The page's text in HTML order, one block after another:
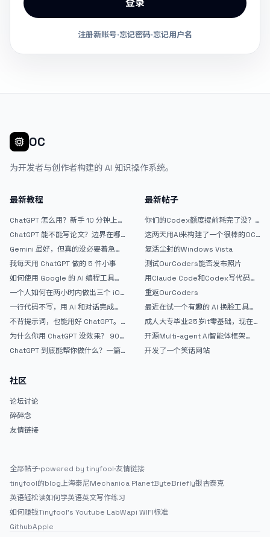
登录
注册新账号·忘记密码·忘记用户名
OC
为开发者与创作者构建的 AI 知识操作系统。
最新教程
ChatGPT 怎么用？新手 10 分钟上手
ChatGPT 能不能写论文？边界在哪
Gemini 虽好，但真的没必要着急放
弃 ChatGPT
我每天用 ChatGPT 做的 5 件小事
如何使用 Google 的 AI 编程工具
AntiGravity：独立开发者的新时代
武器
一个人如何在两小时内做出三个 iOS
APP？｜AntiGravity + Gemini 3 实
战完整记录
一行代码不写，用 AI 和对话完成一
个完整网站：《图书天堂》实战记录
不背提示词，也能用好 ChatGPT。
一个万能提问模板
为什么你用 ChatGPT 没效果？ 90%
的人第一步就问错了
ChatGPT 到底能帮你做什么？一篇
最新帖子
你们的Codex额度提前耗完了没？
戒断反应如何？
这两天用AI来构建了一个很棒的OC
论坛精华区
复活尘封的Windows Vista
测试OurCoders能否发布照片
用Claude Code和Codex写代码真
的爽，但是App怎么挣钱还是很难啊
重返OurCoders
最近在试一个有趣的 AI 换脸工具，
效果挺不错
成人大专毕业25岁it零基础，现在想
考软件设计师，有什么好的建议吗，
谢谢！
开源Multi-agent AI智能体框架
aevatar.ai，欢迎大家贡献代码
开发了一个笑话网站
社区
论坛讨论
碎碎念
友情链接
全部帖子·powered by tinyfool·友情链接
tinyfool的blog上海泰尼Mechanica PlanetByteBriefly银杏泰克
英语轻松读如何学英语英文写作练习
如何赚钱Tinyfool's Youtube LabWapi WIFI标准
GithubApple